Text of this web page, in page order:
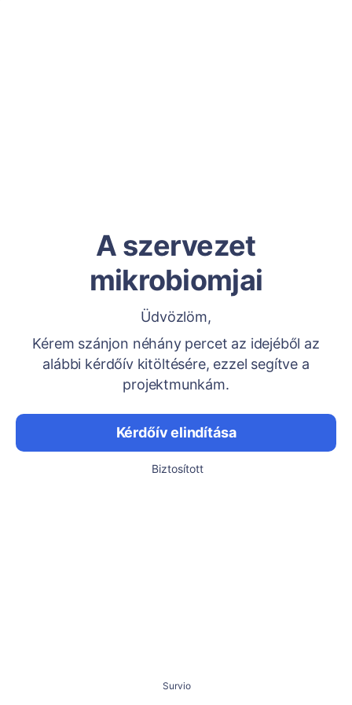
A szervezet
mikrobiomjai
Üdvözlöm,
Kérem szánjon néhány percet az idejéből az
alábbi kérdőív kitöltésére, ezzel segítve a
projektmunkám.
Kérdőív elindítása
Biztosított
Survio